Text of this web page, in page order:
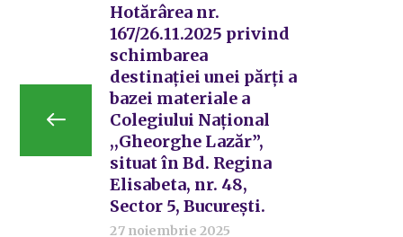
Hotărârea nr.
167/26.11.2025 privind
schimbarea
destinației unei părți a
bazei materiale a
Colegiului Național
,,Gheorghe Lazăr”,
situat în Bd. Regina
Elisabeta, nr. 48,
Sector 5, București.
27 noiembrie 2025